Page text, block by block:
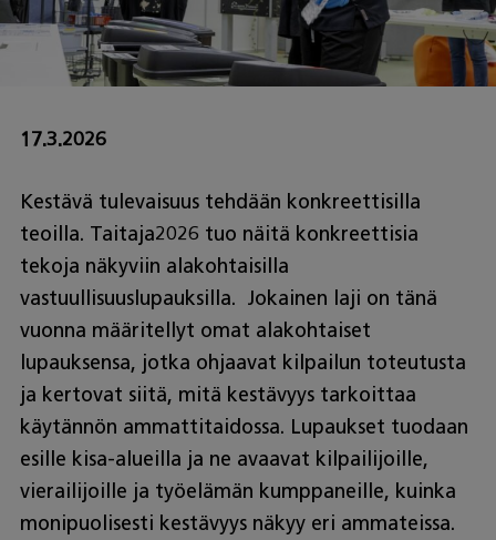
17.3.2026
Kestävä tulevaisuus tehdään konkreettisilla
teoilla. Taitaja2026 tuo näitä konkreettisia
tekoja näkyviin alakohtaisilla
vastuullisuuslupauksilla. Jokainen laji on tänä
vuonna määritellyt omat alakohtaiset
lupauksensa, jotka ohjaavat kilpailun toteutusta
ja kertovat siitä, mitä kestävyys tarkoittaa
käytännön ammattitaidossa. Lupaukset tuodaan
esille kisa-alueilla ja ne avaavat kilpailijoille,
vierailijoille ja työelämän kumppaneille, kuinka
monipuolisesti kestävyys näkyy eri ammateissa.